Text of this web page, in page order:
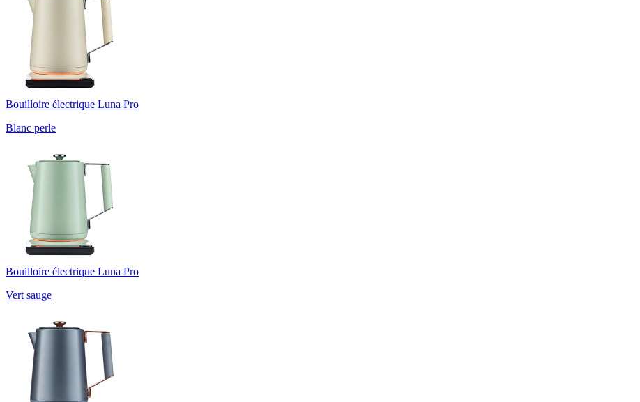
Bouilloire électrique Luna Pro
Blanc perle
Bouilloire électrique Luna Pro
Vert sauge